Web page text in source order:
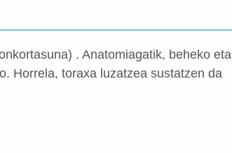
. Anatomiagatik, beheko eta
Horrela, toraxa luzatzea sustatzen da